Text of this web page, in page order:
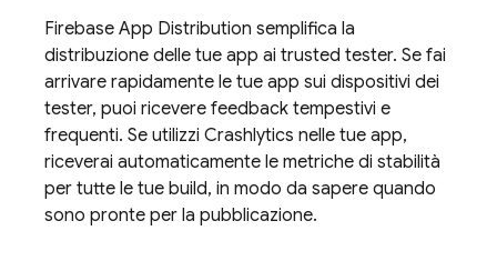
Firebase App Distribution semplifica la
distribuzione delle tue app ai trusted tester. Se fai
arrivare rapidamente le tue app sui dispositivi dei
tester, puoi ricevere feedback tempestivi e
frequenti. Se utilizzi Crashlytics nelle tue app,
riceverai automaticamente le metriche di stabilità
per tutte le tue build, in modo da sapere quando
sono pronte per la pubblicazione.